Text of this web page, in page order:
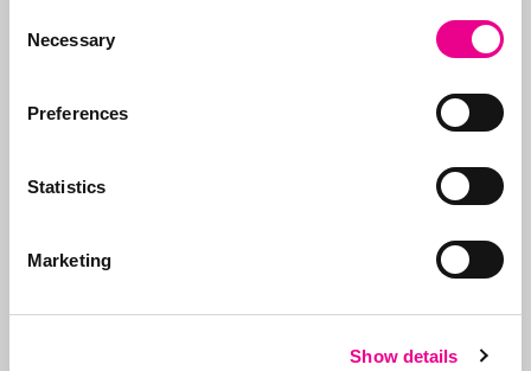
Selection
Necessary
Preferences
Statistics
Marketing
Show details
Volg ons op